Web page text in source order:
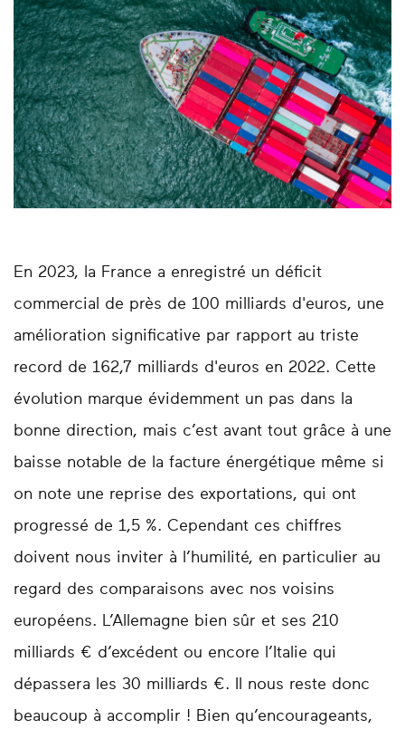
En 2023, la France a enregistré un déficit
commercial de près de 100 milliards d'euros, une
amélioration significative par rapport au triste
record de 162,7 milliards d'euros en 2022. Cette
évolution marque évidemment un pas dans la
bonne direction, mais c’est avant tout grâce à une
baisse notable de la facture énergétique même si
on note une reprise des exportations, qui ont
progressé de 1,5 %. Cependant ces chiffres
doivent nous inviter à l’humilité, en particulier au
regard des comparaisons avec nos voisins
européens. L’Allemagne bien sûr et ses 210
milliards € d’excédent ou encore l’Italie qui
dépassera les 30 milliards €. Il nous reste donc
beaucoup à accomplir ! Bien qu’encourageants,